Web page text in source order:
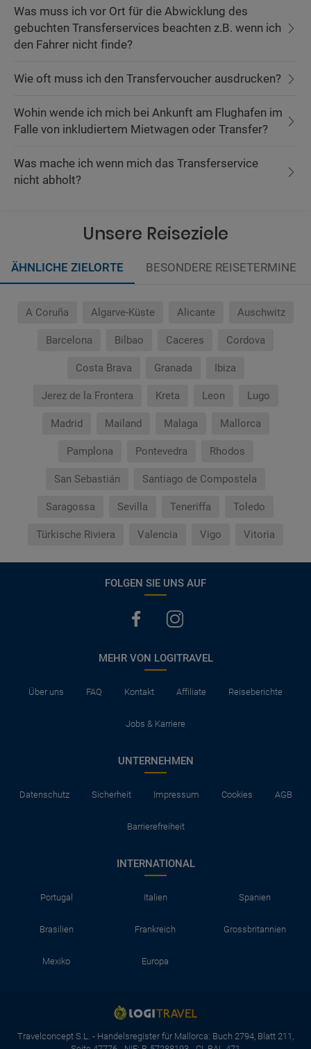
Was muss ich vor Ort für die Abwicklung des
gebuchten Transferservices beachten z.B. wenn ich
den Fahrer nicht finde?
Wie oft muss ich den Transfervoucher ausdrucken?
Wohin wende ich mich bei Ankunft am Flughafen im
Falle von inkludiertem Mietwagen oder Transfer?
Was mache ich wenn mich das Transferservice
nicht abholt?
Unsere Reiseziele
ÄHNLICHE ZIELORTE BESONDERE REISETERMINE
A Coruña Algarve-Küste Alicante Auschwitz
Barcelona Bilbao Caceres Cordova
Costa Brava Granada Ibiza
Jerez de la Frontera Kreta Leon Lugo
Madrid Mailand Malaga Mallorca
Pamplona Pontevedra Rhodos
San Sebastián Santiago de Compostela
Saragossa Sevilla Teneriffa Toledo
Türkische Riviera Valencia Vigo Vitoria
FOLGEN SIE UNS AUF
MEHR VON LOGITRAVEL
Über uns FAQ Kontakt Affiliate Reiseberichte
Jobs & Karriere
UNTERNEHMEN
Datenschutz Sicherheit Impressum Cookies AGB
Barrierefreiheit
INTERNATIONAL
Portugal Italien Spanien
Brasilien Frankreich Grossbritannien
Mexiko Europa
Travelconcept S.L. - Handelsregister für Mallorca: Buch 2794, Blatt 211,